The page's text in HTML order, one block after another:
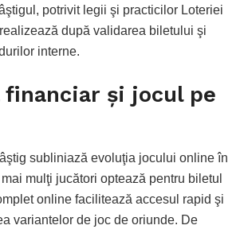
potrivit legii şi practicilor Loteriei
după validarea biletului şi
interne.
şi jocul pe
subliniază evoluţia jocului online în
mulţi jucători optează pentru biletul
online facilitează accesul rapid şi
variantelor de joc de oriunde. De